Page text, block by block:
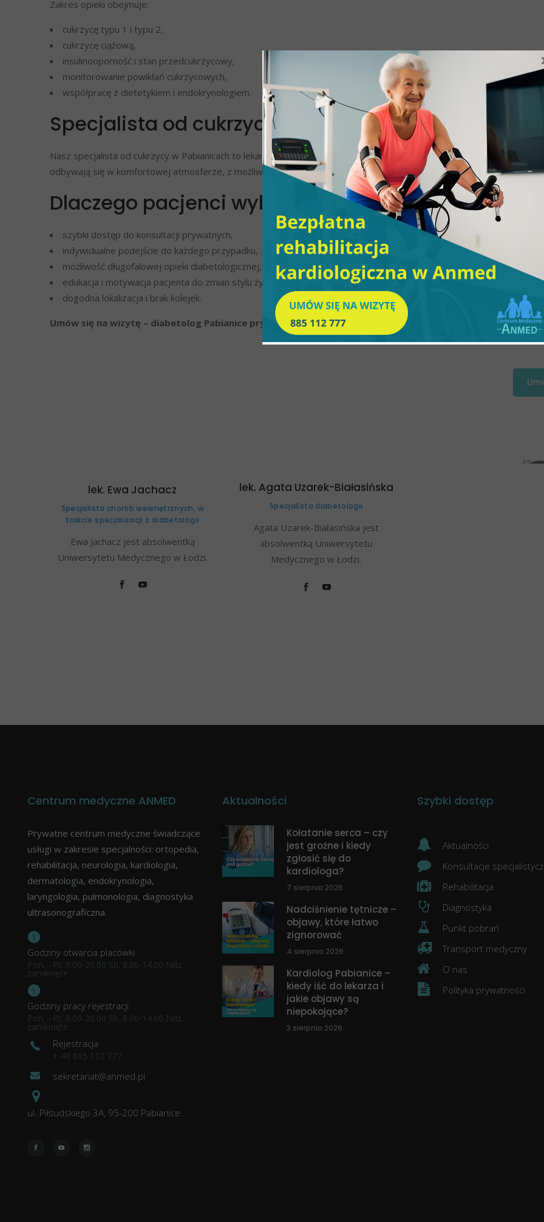
Zakres opieki obejmuje:
cukrzycę typu 1 i typu 2,
cukrzycę ciążową,
insulinooporność i stan przedcukrzycowy,
monitorowanie powikłań cukrzycowych,
współpracę z dietetykiem i endokrynologiem.
Specjalista od cukrzycy Pabianice – dlaczego
Nasz specjalista od cukrzycy w Pabianicach to lekarz z doświadczeniem klinicznym, który łączy wiedzę medyczną z
odbywają się w komfortowej atmosferze, z możliwością wykonania badań na miejscu.
Dlaczego pacjenci wybierają Anmed?
szybki dostęp do konsultacji prywatnych,
indywidualne podejście do każdego przypadku,
możliwość długofalowej opieki diabetologicznej,
edukacja i motywacja pacjenta do zmian stylu życia,
dogodna lokalizacja i brak kolejek.
Umów się na wizytę – diabetolog Pabianice prywatnie w Centrum Medycznym Anmed to skuteczna pomoc
lek. Ewa Jachacz
Specjalista chorób wewnętrznych, w
trakcie specjalizacji z diabetologii
Ewa Jachacz jest absolwentką
Uniwersytetu Medycznego w Łodzi.
lek. Agata Uzarek-Białasińska
Specjalista diabetologii
Agata Uzarek-Białasińska jest
absolwentką Uniwersytetu
Medycznego w Łodzi.
Centrum medyczne ANMED
Prywatne centrum medyczne świadczące
usługi w zakresie specjalności: ortopedia,
rehabilitacja, neurologia, kardiologia,
dermatologia, endokrynologia,
laryngologia, pulmonologia, diagnostyka
ultrasonograficzna.
Godziny otwarcia placówki
Pon. - Pt. 9.00-20.00 Sb. 8.00-14.00 Ndz.
zamknięte
Godziny pracy rejestracji
Pon. - Pt. 8.00-20.00 Sb. 8.00-14.00 Ndz.
zamknięte
Rejestracja
+ 48 885 112 777
sekretariat@anmed.pl
ul. Piłsudskiego 3A, 95-200 Pabianice
Aktualności
Kołatanie serca – czy
jest groźne i kiedy
zgłosić się do
kardiologa?
7 sierpnia 2026
Nadciśnienie tętnicze –
objawy, które łatwo
zignorować
4 sierpnia 2026
Kardiolog Pabianice –
kiedy iść do lekarza i
jakie objawy są
niepokojące?
3 sierpnia 2026
Szybki dostęp
Aktualności
Konsultacje
Rehabilitacja
Diagnostyka
Punkt pobrań
Transport medyczny
O nas
Polityka prywatności